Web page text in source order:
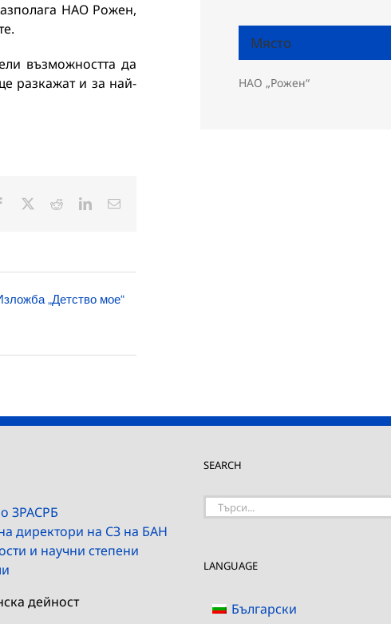
НАО Рожен,
възможността да
разкажат и за най-
Facebook RedditLinkedInЕлектронна
„Детство мое“
Място
НАО „Рожен“
ЗРАСРБ
директори на СЗ на БАН
и научни степени
дейност
SEARCH
Търсене
LANGUAGE
Български